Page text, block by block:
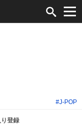
#J-POP
登録